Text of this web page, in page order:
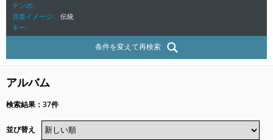
テンポ
音楽イメージ
伝統
キー
条件を変えて再検索
アルバム
検索結果：37件
並び替え